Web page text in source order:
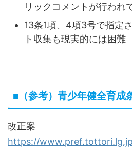
リックコメントが行われ
13条1項、4項3号で指定
ト収集も現実的には困難
■（参考）青少年健全育成
改正案
https://